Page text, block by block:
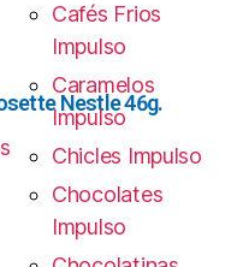
Nestle 46g.
Cafés Frios
Impulso
Caramelos
Impulso
Chicles Impulso
Chocolates
Impulso